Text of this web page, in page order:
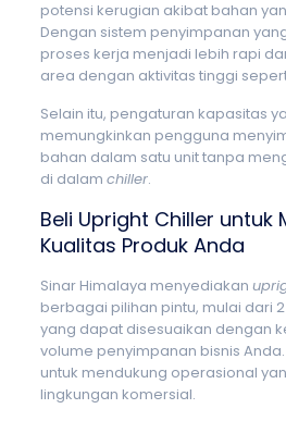
potensi kerugian akibat bahan
Dengan sistem penyimpanan
proses kerja menjadi lebih rapi
area dengan aktivitas tinggi
Selain itu, pengaturan kapasitas
memungkinkan pengguna
bahan dalam satu unit tanpa
di dalam chiller.
Beli Upright Chiller untuk
Kualitas Produk Anda
Sinar Himalaya menyediakan
berbagai pilihan pintu, mulai dari
yang dapat disesuaikan dengan
volume penyimpanan bisnis
untuk mendukung operasional
lingkungan komersial.